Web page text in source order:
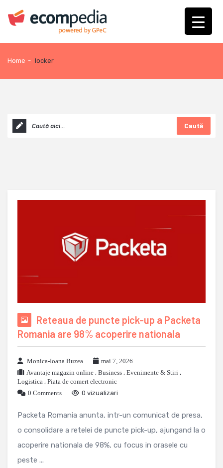
Home - locker
Caută
Reteaua de puncte pick-up a Packeta
Romania are 98% acoperire nationala
Monica-Ioana Buzea
mai 7, 2026
Avantaje magazin online , Business , Evenimente & Stiri ,
Logistica , Piata de comert electronic
0 Comments
0 vizualizari
Packeta Romania anunta, intr-un comunicat de presa,
o consolidare a retelei de puncte pick-up, ajungand la o
acoperire nationala de 98%, cu focus in orasele cu
peste ...